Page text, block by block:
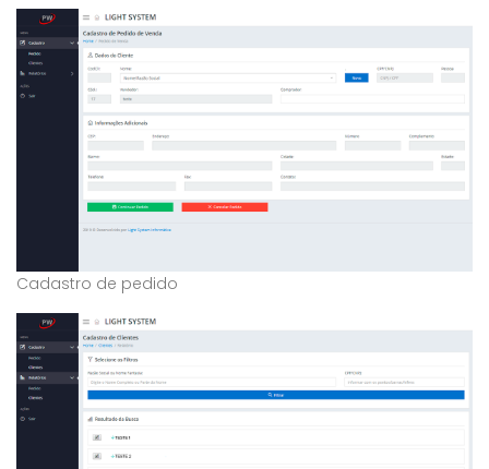
Cadastro de pedido